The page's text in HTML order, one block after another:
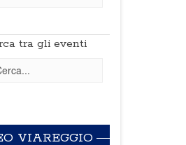
tra gli eventi
VIAREGGIO